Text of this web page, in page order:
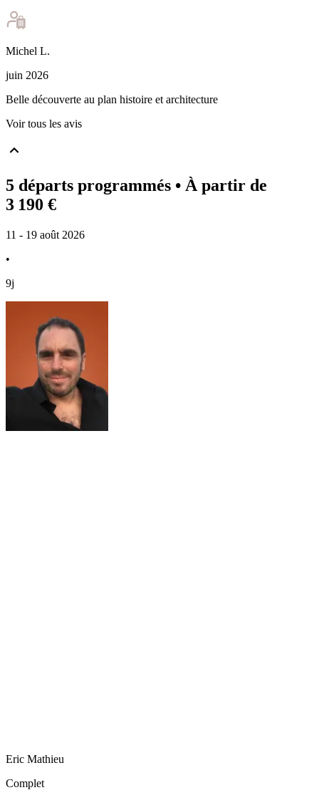
Michel L.
juin 2026
Belle découverte au plan histoire et architecture
Voir tous les avis
5 départs programmés • À partir de
3 190 €
11 - 19 août 2026
•
9j
Eric Mathieu
Complet